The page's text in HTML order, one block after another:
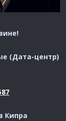
(Дата-центр)
Кипра